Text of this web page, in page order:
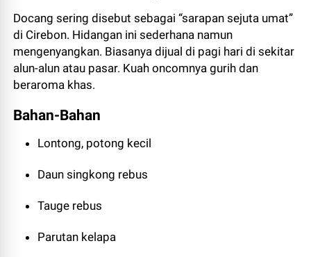
Docang sering disebut sebagai “sarapan sejuta umat”
di Cirebon. Hidangan ini sederhana namun
mengenyangkan. Biasanya dijual di pagi hari di sekitar
alun-alun atau pasar. Kuah oncomnya gurih dan
beraroma khas.
Bahan-Bahan
Lontong, potong kecil
Daun singkong rebus
Tauge rebus
Parutan kelapa